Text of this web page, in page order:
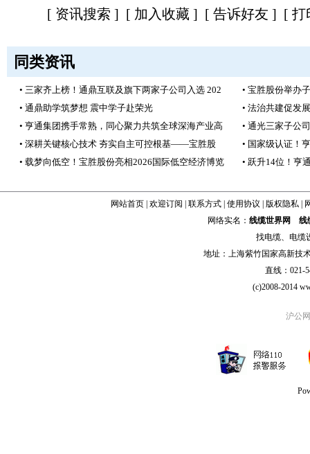
[ 资讯搜索 ] [ 加入收藏] [ 告诉好友 ] [ 打
同类资讯
• 三家齐上榜！通鼎互联及旗下两家子公司入选 202
• 宝胜股份举办
• 通鼎助学筑梦想 震中学子赴荣光
• 法治共建促发
• 亨通集团携手常熟，同心聚力共筑全球深海产业高
• 通光三家子公
• 深耕关键核心技术 夯实自主可控根基——宝胜股
• 国家级认证！
• 载梦向低空！宝胜股份亮相2026国际低空经济博览
• 跃升14位！亨
网站首页| 欢迎订阅 联系方式| 使用协议 版权隐私|
网络实名： 线缆世界网
线
找电缆、 电缆
地址：上海紫竹国家高新技
直线：021-
(c)2008-2014
沪公